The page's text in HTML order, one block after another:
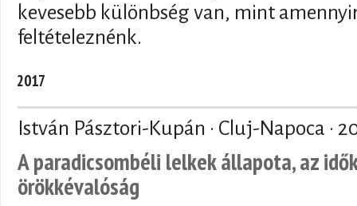
kevesebb különbség van, mint
feltételeznénk.
2017
István Pásztori-Kupán · Cluj-Napoca ·
A paradicsombéli lelkek állapota, az
örökkévalóság